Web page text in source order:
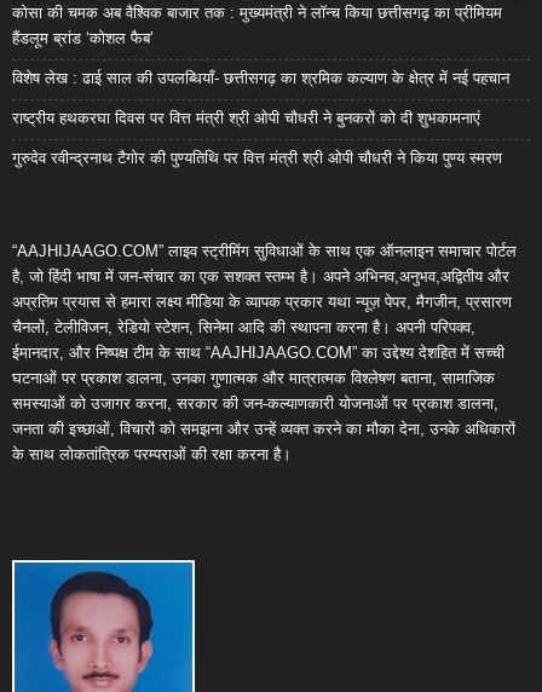
कोसा की चमक अब वैश्विक बाजार तक : मुख्यमंत्री ने लॉन्च किया छत्तीसगढ़ का प्रीमियम
हैंडलूम ब्रांड ‘कोशल फैब’
विशेष लेख : ढाई साल की उपलब्धियाँ- छत्तीसगढ़ का श्रमिक कल्याण के क्षेत्र में नई पहचान
राष्ट्रीय हथकरघा दिवस पर वित्त मंत्री श्री ओपी चौधरी ने बुनकरों को दी शुभकामनाएं
गुरुदेव रवीन्द्रनाथ टैगोर की पुण्यतिथि पर वित्त मंत्री श्री ओपी चौधरी ने किया पुण्य स्मरण
“AAJHIJAAGO.COM” लाइव स्ट्रीमिंग सुविधाओं के साथ एक ऑनलाइन समाचार पोर्टल
है, जो हिंदी भाषा में जन-संचार का एक सशक्त स्तम्भ है। अपने अभिनव,अनुभव,अद्वितीय और
अप्रतिम प्रयास से हमारा लक्ष्य मीडिया के व्यापक प्रकार यथा न्यूज़ पेपर, मैगजीन, प्रसारण
चैनलों, टेलीविजन, रेडियो स्टेशन, सिनेमा आदि की स्थापना करना है। अपनी परिपक्व,
ईमानदार, और निष्पक्ष टीम के साथ “AAJHIJAAGO.COM” का उद्देश्य देशहित में सच्ची
घटनाओं पर प्रकाश डालना, उनका गुणात्मक और मात्रात्मक विश्लेषण बताना, सामाजिक
समस्याओं को उजागर करना, सरकार की जन-कल्याणकारी योजनाओं पर प्रकाश डालना,
जनता की इच्छाओं, विचारों को समझना और उन्हें व्यक्त करने का मौका देना, उनके अधिकारों
के साथ लोकतांत्रिक परम्पराओं की रक्षा करना है।